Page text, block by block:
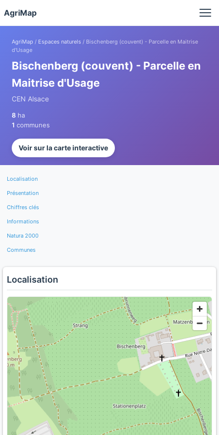
AgriMap
AgriMap / Espaces naturels / Bischenberg (couvent) - Parcelle en Maitrise
d'Usage
Bischenberg (couvent) - Parcelle en
Maitrise d'Usage
CEN Alsace
8 ha
1 communes
Voir sur la carte interactive
Localisation
Présentation
Chiffres clés
Informations
Natura 2000
Communes
Localisation